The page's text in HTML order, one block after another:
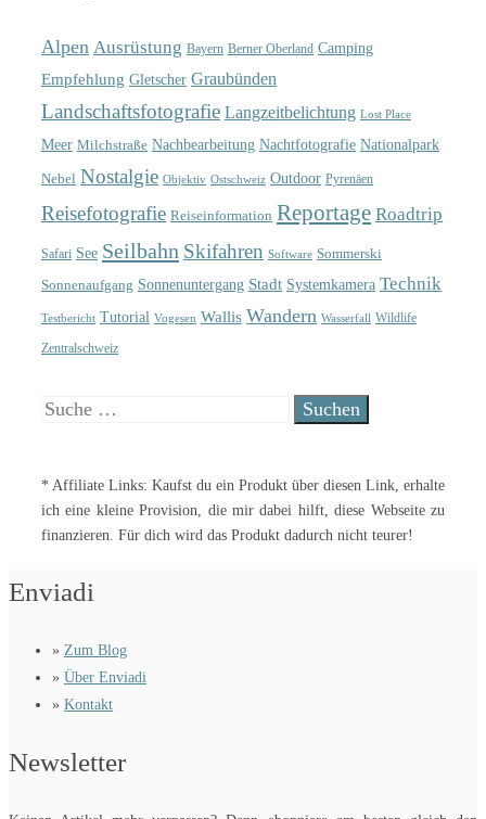
Alpen Ausrüstung Bayern Berner Oberland Camping
Empfehlung Gletscher Graubünden
Landschaftsfotografie Langzeitbelichtung Lost Place
Meer Milchstraße Nachbearbeitung Nachtfotografie Nationalpark
Nebel Nostalgie Objektiv Ostschweiz Outdoor Pyrenäen
Reisefotografie Reiseinformation Reportage Roadtrip
Safari See Seilbahn Skifahren Software Sommerski
Sonnenaufgang Sonnenuntergang Stadt Systemkamera Technik
Testbericht Tutorial Vogesen Wallis Wandern Wasserfall Wildlife
Zentralschweiz
Suche
* Affiliate Links: Kaufst du ein Produkt über diesen Link, erhalte
ich eine kleine Provision, die mir dabei hilft, diese Webseite zu
finanzieren. Für dich wird das Produkt dadurch nicht teurer!
Enviadi
» Zum Blog
» Über Enviadi
» Kontakt
Newsletter